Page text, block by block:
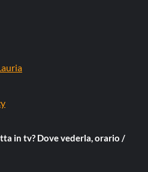
in tv? Dove vederla, orario /